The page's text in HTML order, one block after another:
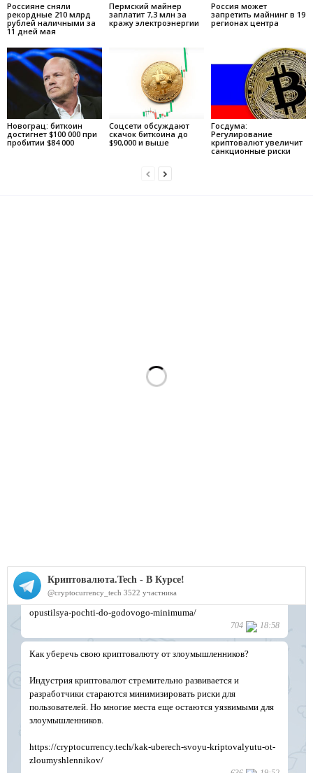
Россияне сняли
рекордные 210 млрд
рублей наличными за
11 дней мая
Пермский майнер
заплатит 7,3 млн за
кражу электроэнергии
Россия может
запретить майнинг в 19
регионах центра
Новограц: биткоин
достигнет $100 000 при
пробитии $84 000
Соцсети обсуждают
скачок биткоина до
$90,000 и выше
Госдума:
Регулирование
криптовалют увеличит
санкционные риски